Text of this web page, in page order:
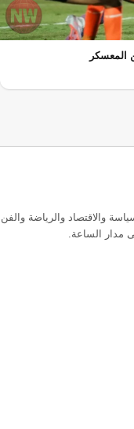
المعسكر
والاقتصاد والرياضة والفن
مدار الساعة.